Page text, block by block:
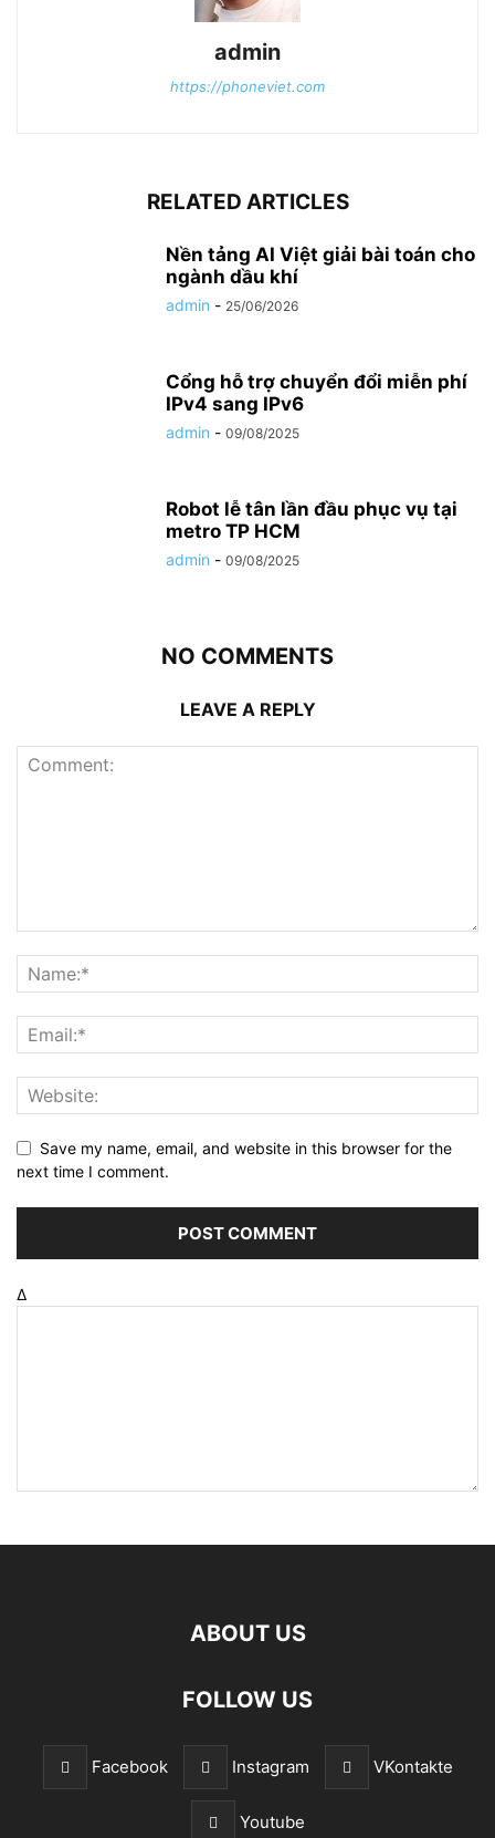
admin
https://phoneviet.com
RELATED ARTICLES
Nền tảng AI Việt giải bài toán cho
ngành dầu khí
admin - 25/06/2026
Cổng hỗ trợ chuyển đổi miễn phí
IPv4 sang IPv6
admin - 09/08/2025
Robot lễ tân lần đầu phục vụ tại
metro TP HCM
admin - 09/08/2025
NO COMMENTS
LEAVE A REPLY
Save my name, email, and website in this browser for the
next time I comment.
Δ
ABOUT US
FOLLOW US
Facebook Instagram VKontakte
Youtube